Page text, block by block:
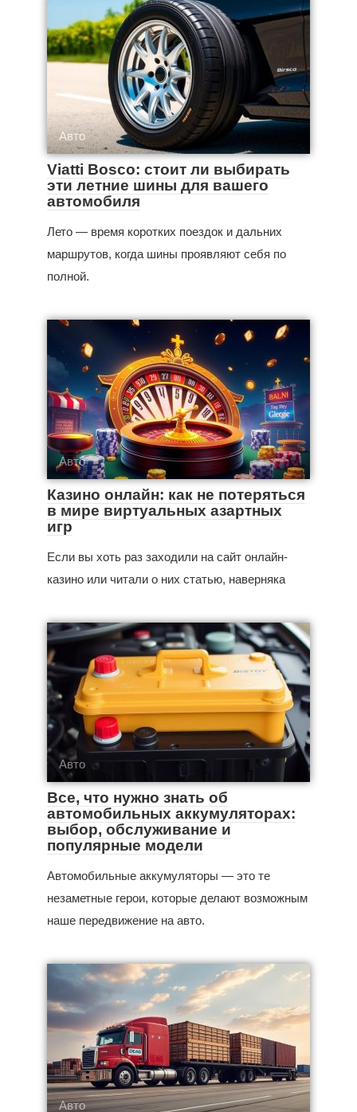
Авто
Viatti Bosco: стоит ли выбирать
эти летние шины для вашего
автомобиля
Лето — время коротких поездок и дальних
маршрутов, когда шины проявляют себя по
полной.
Авто
Казино онлайн: как не потеряться
в мире виртуальных азартных
игр
Если вы хоть раз заходили на сайт онлайн-
казино или читали о них статью, наверняка
Авто
Все, что нужно знать об
автомобильных аккумуляторах:
выбор, обслуживание и
популярные модели
Автомобильные аккумуляторы — это те
незаметные герои, которые делают возможным
наше передвижение на авто.
Авто